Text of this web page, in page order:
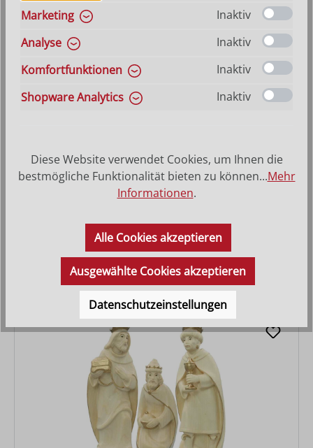
27,90 €
Regulärer Preis:
Marketing
Inaktiv
Analyse
Inaktiv
Komfortfunktionen
Inaktiv
Shopware Analytics
Inaktiv
Diese Website verwendet Cookies, um Ihnen die
bestmögliche Funktionalität bieten zu können...Mehr
Informationen.
Alle Cookies akzeptieren
Ausgewählte Cookies akzeptieren
Datenschutzeinstellungen